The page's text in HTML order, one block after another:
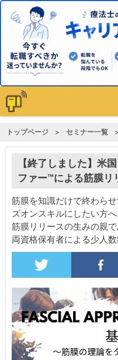
トップページ セミナー一覧
【終了しました】米
ファー™️による筋膜リ
筋膜を知識だけで終わら
ズオンスキルにしたい方へ
筋膜リリースの生みの親
両資格保有者による少人